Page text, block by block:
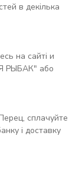
в декілька
на сайті и
РЫБАК" або
сплачуйте
і доставку